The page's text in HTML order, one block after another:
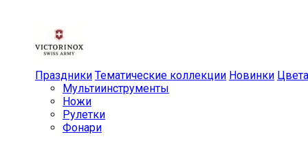
Праздники Тематические коллекции Новинки Цвета
Мульти­инструменты
Ножи
Рулетки
Фонари